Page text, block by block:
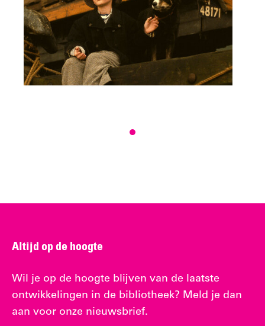
Altijd op de hoogte
Wil je op de hoogte blijven van de laatste
ontwikkelingen in de bibliotheek? Meld je dan
aan voor onze nieuwsbrief.